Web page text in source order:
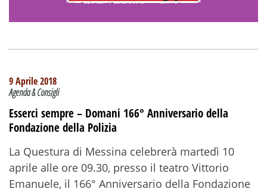
9 Aprile 2018
Agenda & Consigli
Esserci sempre – Domani 166° Anniversario della
Fondazione della Polizia
La Questura di Messina celebrerà martedì 10
aprile alle ore 09.30, presso il teatro Vittorio
Emanuele, il 166° Anniversario della Fondazione